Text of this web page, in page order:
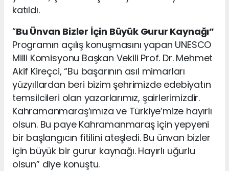
katıldı.
“Bu Ünvan Bizler İçin Büyük Gurur Kaynağı”
Programın açılış konuşmasını yapan UNESCO
Milli Komisyonu Başkan Vekili Prof. Dr. Mehmet
Akif Kireçci, “Bu başarının asıl mimarları
yüzyıllardan beri bizim şehrimizde edebiyatın
temsilcileri olan yazarlarımız, şairlerimizdir.
Kahramanmaraş’ımıza ve Türkiye’mize hayırlı
olsun. Bu paye Kahramanmaraş için yepyeni
bir başlangıcın fitilini ateşledi. Bu ünvan bizler
için büyük bir gurur kaynağı. Hayırlı uğurlu
olsun” diye konuştu.